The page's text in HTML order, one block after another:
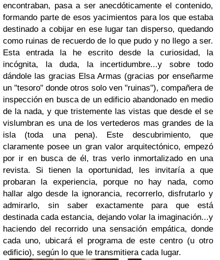
encontraban, pasa a ser anecdóticamente el contenido,
formando parte de esos yacimientos para los que estaba
destinado a cobijar en ese lugar tan disperso, quedando
como ruinas de recuerdo de lo que pudo y no llego a ser.
Esta entrada la he escrito desde la curiosidad, la
incógnita, la duda, la incertidumbre...y sobre todo
dándole las gracias Elsa Armas (gracias por enseñarme
un "tesoro" donde otros solo ven "ruinas"), compañera de
inspección en busca de un edificio abandonado en medio
de la nada, y que tristemente las vistas que desde el se
vislumbran es una de los vertederos mas grandes de la
isla (toda una pena). Este descubrimiento, que
claramente posee un gran valor arquitectónico, empezó
por ir en busca de él, tras verlo inmortalizado en una
revista. Si tienen la oportunidad, les invitaría a que
probaran la experiencia, porque no hay nada, como
hallar algo desde la ignorancia, recorrerlo, disfrutarlo y
admirarlo, sin saber exactamente para que está
destinada cada estancia, dejando volar la imaginación...y
haciendo del recorrido una sensación empática, donde
cada uno, ubicará el programa de este centro (u otro
edificio), según lo que le transmitiera cada lugar.